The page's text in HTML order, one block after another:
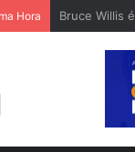
Hora Bruce Willis